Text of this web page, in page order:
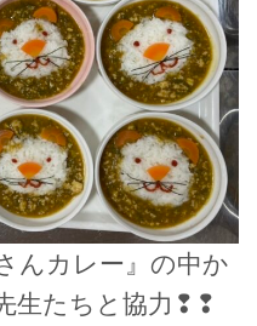
んカレー』の中か
生たちと協力❢❢